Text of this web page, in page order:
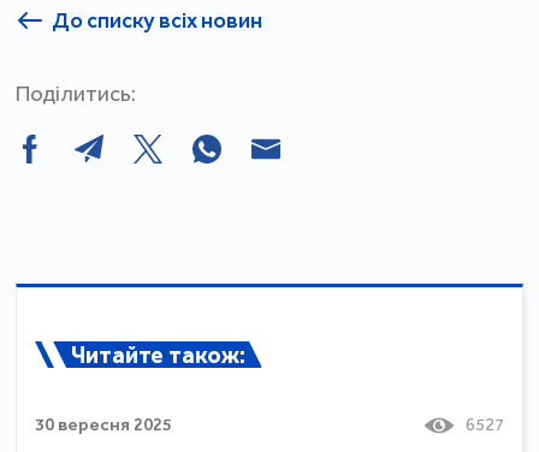
До списку всіх новин
Поділитись:
Читайте також:
30 вересня 2025 6527